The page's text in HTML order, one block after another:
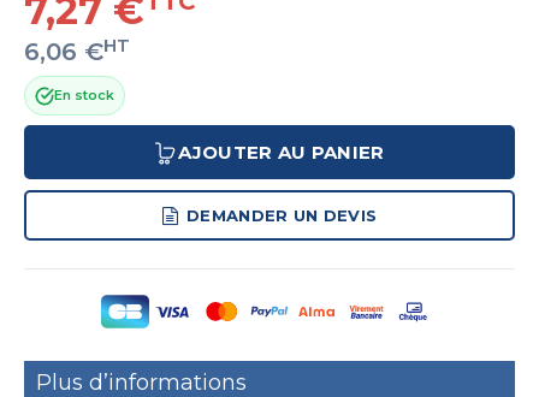
7,27 €
6,06 €HT
En stock
AJOUTER AU PANIER
DEMANDER UN DEVIS
Plus d’informations